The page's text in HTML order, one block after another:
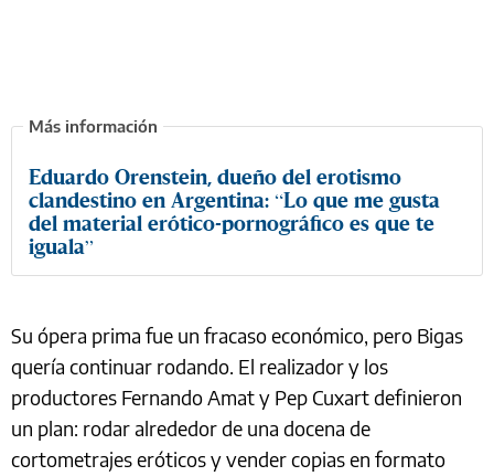
Eduardo Orenstein, dueño del erotismo
clandestino en Argentina: “Lo que me gusta
del material erótico-pornográfico es que te
iguala”
Su ópera prima fue un fracaso económico, pero Bigas
quería continuar rodando. El realizador y los
productores Fernando Amat y Pep Cuxart definieron
un plan: rodar alrededor de una docena de
cortometrajes eróticos y vender copias en formato